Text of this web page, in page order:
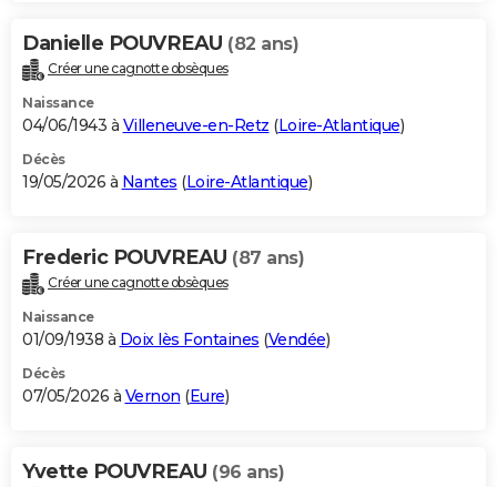
Danielle POUVREAU (82 ans)
Créer une cagnotte obsèques
Naissance
04/06/1943 à Villeneuve-en-Retz (Loire-Atlantique)
Décès
19/05/2026 à Nantes (Loire-Atlantique)
Frederic POUVREAU (87 ans)
Créer une cagnotte obsèques
Naissance
01/09/1938 à Doix lès Fontaines (Vendée)
Décès
07/05/2026 à Vernon (Eure)
Yvette POUVREAU (96 ans)